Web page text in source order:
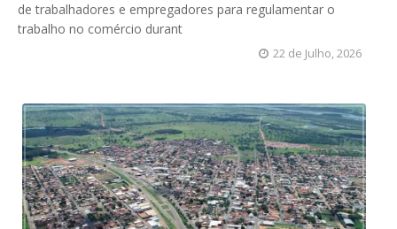
de trabalhadores e empregadores para regulamentar o
trabalho no comércio durant
22 de Julho, 2026